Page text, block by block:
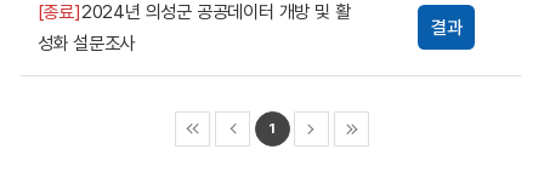
[종료]2024년 의성군 공공데이터 개방 및 활
성화 설문조사
결과
1